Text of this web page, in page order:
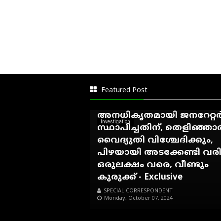
Featured Post
Investigation
കാഞ്ഞിരംകുഴി സെക്ഷൻ
ഓഫീസ് നോട്ടീസ്
അനധികൃതമായി
സ്ഥാപിച്ചതിന്,
വൈദ്യുതി വിശ്ചേദിക്കും,
പിഴയായി അടക്കേണ്ടി
ഒരുലക്ഷം വരെ, വീണ്ടും
കുരുക്ക് - Exclusive
SPECIAL CORRESPONDENT
Monday, October 07, 2024